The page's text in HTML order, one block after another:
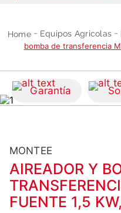
Equipos Agricolas
bomba de transferencia
Garantía
MONTEE
AIREADOR Y
FUENTE 1,5
2
generador
4.
guadañadora
5.
motobombas
7.
8.
motoazada
9
motobombas
10 . motosierra